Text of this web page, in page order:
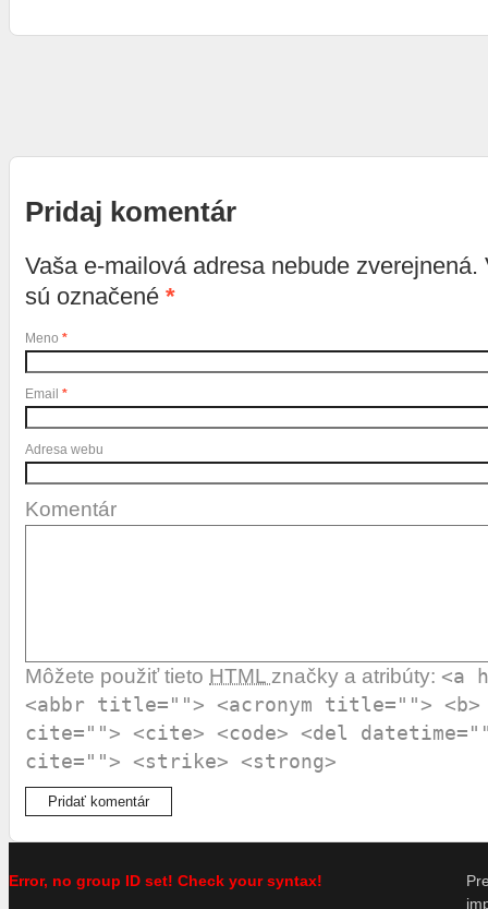
Pridaj komentár
Vaša e-mailová adresa nebude zverejnená.
sú označené *
Meno *
Email *
Adresa webu
Komentár
Môžete použiť tieto HTML značky a atribúty: <a
<abbr title=""> <acronym title=""> <b>
cite=""> <cite> <code> <del
cite=""> <strike> <strong>
Error, no group ID set! Check your syntax!